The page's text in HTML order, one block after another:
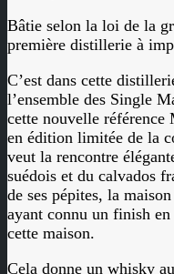
Bâtie selon la loi de la
première distillerie à
C’est dans cette
l’ensemble des Single
cette nouvelle
en édition limitée de la
veut la rencontre
suédois et du calvados
de ses pépites, la
ayant connu un finish
cette maison.
Cela donne un whisky